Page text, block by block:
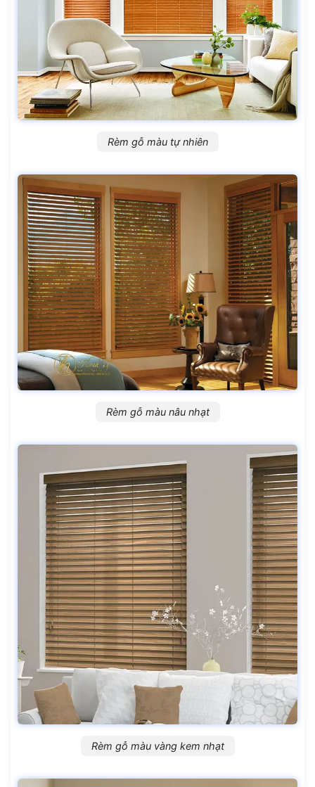
Rèm gỗ màu tự nhiên
Rèm gỗ màu nâu nhạt
Rèm gỗ màu vàng kem nhạt